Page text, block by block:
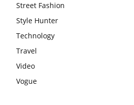
Street Fashion
Style Hunter
Technology
Travel
Video
Vogue